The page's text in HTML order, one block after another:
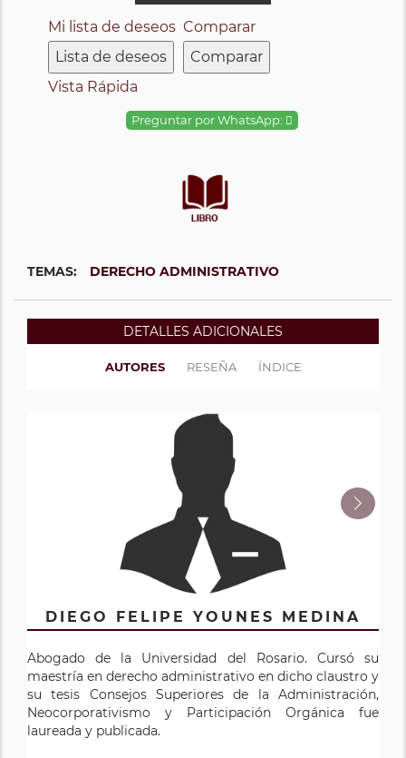
Mi lista de deseos
Lista de deseos
Comparar
Comparar
Vista Rápida
Preguntar por WhatsApp:
TEMAS: DERECHO ADMINISTRATIVO
DETALLES ADICIONALES
AUTORES RESEÑA ÍNDICE
DIEGO FELIPE YOUNES MEDINA
Abogado de la Universidad del Rosario. Cursó su
maestría en derecho administrativo en dicho claustro y
su tesis Consejos Superiores de la Administración,
Neocorporativismo y Participación Orgánica fue
laureada y publicada.
DIEGO YOUNES MORENO
Diego Younes Moreno, Ex magistrado, Ex ministro y Ex
director de la Función Pública lanzó recientemente en
Bogotá su último trabajo “VÍA GUBERNATIVA –
CONCILIACIÓN – ARBITRAMEN TO:
Sus posibilidades para la descongestión en lo